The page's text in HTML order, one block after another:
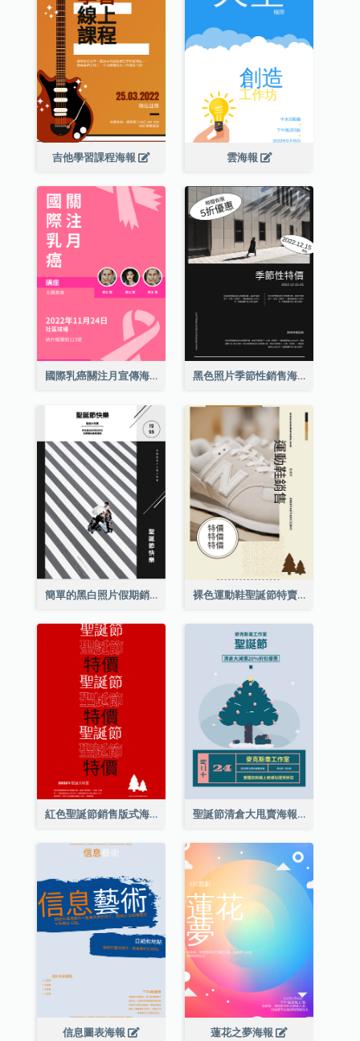
吉他學習課程海報 雲海報
國際乳癌關注月宣傳海報 黑色照片季節性銷售海報
簡單的黑白照片假期銷售海報 裸色運動鞋聖誕節特賣海報
紅色聖誕節銷售版式海報 聖誕節清倉大甩賣海報
信息圖表海報 蓮花之夢海報